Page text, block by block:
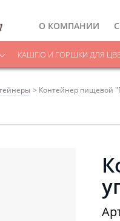
О КОМПАНИИ
КАШПО И ГОРШКИ ДЛЯ
Контейнер пищевой